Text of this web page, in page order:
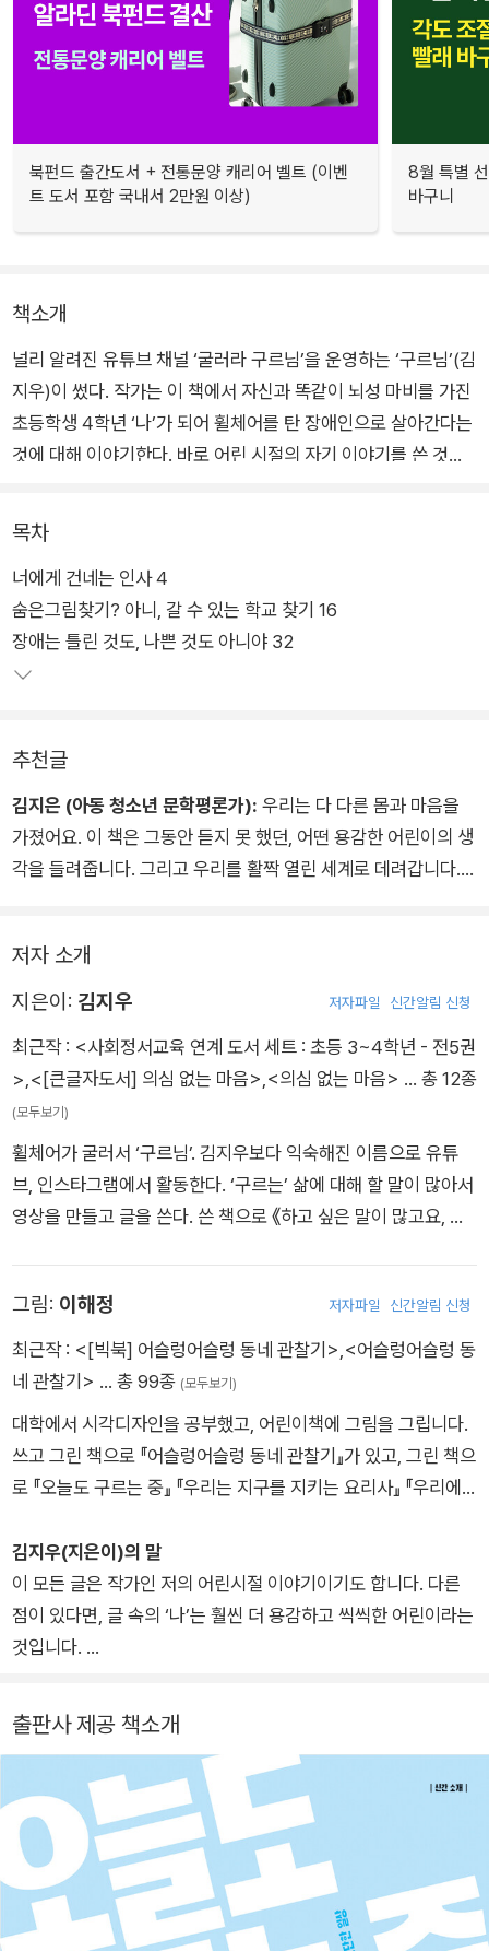
북펀드 출간도서 + 전통문양 캐리어 벨트 (이벤
트 도서 포함 국내서 2만원 이상)
8월 특별
바구니
책소개
널리 알려진 유튜브 채널 ‘굴러라 구르님’을 운영하는 ‘구르님’(김
지우)이 썼다. 작가는 이 책에서 자신과 똑같이 뇌성 마비를 가진
초등학생 4학년 ‘나’가 되어 휠체어를 탄 장애인으로 살아간다는
것에 대해 이야기한다. 바로 어린 시절의 자기 이야기를 쓴 것이
조금 다른 점이 있다면, 어린 시절의 ‘김지우’보다 글 속의 ‘나’는
훨씬 용감하고 씩씩한 아이라는 것이다. 작가는 그때 했으면 좋았
을걸, 그때 있었으면 좋았을걸, 그때 이렇게 말했다면 좋았을걸
하는, 어린 시절 자신을 돌보는 마음을 가지고 이 책을 썼다.
목차
너에게 건네는 인사 4
숨은그림찾기? 아니, 갈 수 있는 학교 찾기 16
장애는 틀린 것도, 나쁜 것도 아니야 32
추천글
김지은 (아동 청소년 문학평론가): 우리는 다 다른 몸과 마음을
가졌어요. 이 책은 그동안 듣지 못 했던, 어떤 용감한 어린이의 생
각을 들려줍니다. 그리고 우리를 활짝 열린 세계로 데려갑니다.
어요. 구르님이 어린이였을 때의 이야기를 우리 어린이 독자 여러
분과 함께 듣게 되다니 누구보다 기쁘고 설렙니다.
요. 나를 사랑하는 방법을 알고 싶나요? 나에게도, 나의 친구에게
도 꼭 필요한 이야기를 이 책 안에서 만나 보세요. 우리 이 책을
더 여럿이 읽기로 해요. 더 크고 더 안전한 세상이 될 거예요.
저자 소개
지은이: 김지우 저자파일 신간알림 신청
최근작 : <사회정서교육 연계 도서 세트 : 초등 3~4학년 - 전5권
>,<[큰글자도서] 의심 없는 마음>,<의심 없는 마음> … 총 12종
(모두보기)
휠체어가 굴러서 ‘구르님’. 김지우보다 익숙해진 이름으로 유튜
브, 인스타그램에서 활동한다. ‘구르는’ 삶에 대해 할 말이 많아서
영상을 만들고 글을 쓴다. 쓴 책으로 《하고 싶은 말이 많고요, 구
후, 여행 제한이 풀리자 고삐 풀린 듯 세계를 떠돌았다. 길 위에서
는 가끔 내가 그저 당연한 존재처럼 느껴지는 순간들이 있었다.
그 의심 없는 마음이 좋아 계속 구르며 세상을 누비고 이야기를
그림: 이해정 저자파일 신간알림 신청
최근작 : <[빅북] 어슬렁어슬렁 동네 관찰기>,<어슬렁어슬렁 동
네 관찰기> … 총 99종 (모두보기)
대학에서 시각디자인을 공부했고, 어린이책에 그림을 그립니다.
쓰고 그린 책으로 『어슬렁어슬렁 동네 관찰기』가 있고, 그린 책으
로 『오늘도 구르는 중』 『우리는 지구를 지키는 요리사』 『우리에
총을 내려놔 주세요!』 『소녀와 소년, 멋진 사람이 되는 법』 등이
있습니다.
김지우(지은이)의 말
이 모든 글은 작가인 저의 어린시절 이야기이기도 합니다. 다른
점이 있다면, 글 속의 ‘나’는 훨씬 더 용감하고 씩씩한 어린이라는
것입니다.
그때의 나는 나와 비슷한 사람들을 찾고 싶어 안달이 난, 조금 외
로운 아이였습니다. 나의 장애는 틀린 게 아니라 다른 것이라는
것을 아주 잘 알면서도, 한편으로는 그냥 다른 아이들과 같았으면
하는 마음을 가진 그런 아이요. 글 속의 ‘나’는 그런 다름이 다채
로움임을 아는 현명하고 세심한 아이입니다. 소중한 친구들과 여
러 멘토들을 ‘나’에게 만들어 주면서, 지금의 수많은 ‘나’들은 조
금 덜 외롭고 더 행복하길 바랐습니다.
출판사 제공 책소개